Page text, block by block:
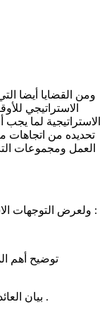
ومن القضايا أيضا
الاستراتيجي
الاستراتيجية لما
تحديده من اتجاهات
العمل ومجموعات
ولعرض التوجهات الاستراتيجية يجب التركيز على عدة محاور وهي :
توضيح أهم
بيان العائد المتوقع نتيجة تحقيق هذا التوجه الاستراتيجي .